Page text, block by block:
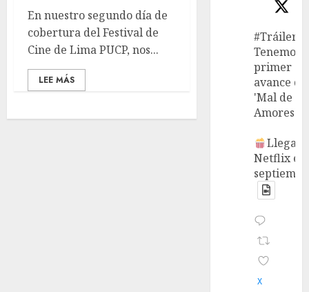
En nuestro segundo día de
cobertura del Festival de
Cine de Lima PUCP, nos...
LEE MÁS
#Tráiler
Tenemos
primer
avance de
'Mal de
Amores'.
Llega a
Netflix en
X